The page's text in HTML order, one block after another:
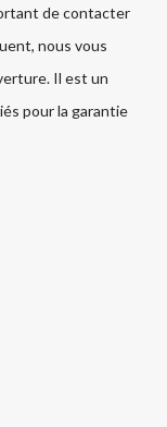
de contacter
nous vous
Il est un
pour la garantie